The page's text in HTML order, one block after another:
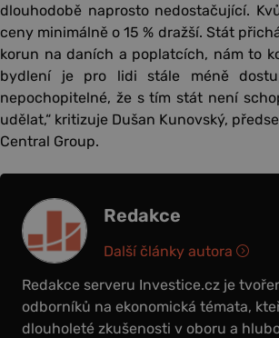
dlouhodobě naprosto nedostačující.
ceny minimálně o 15 % dražší. Stát
korun na daních a poplatcích, nám to
bydlení je pro lidi stále méně
nepochopitelné, že s tím stát není
udělat,“ kritizuje Dušan Kunovský,
Central Group.
Redakce
Redakce serveru Investice.cz je
odborníků na ekonomická témata,
dlouholeté zkušenosti v oboru a
Další články autora